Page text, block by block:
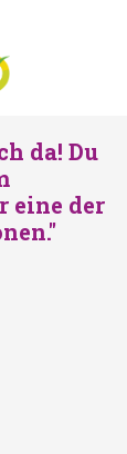
da! Du
eine der